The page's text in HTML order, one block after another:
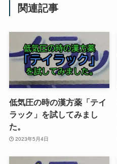
関連記事
低気圧の時の漢方薬「テイ
ラック」を試してみまし
た。
2023年5月4日